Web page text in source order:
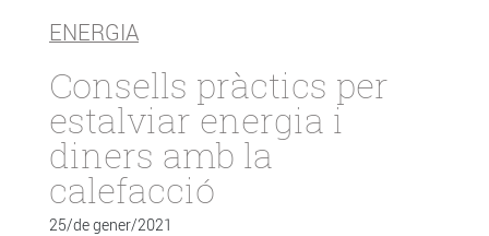
ENERGIA
Consells pràctics per
estalviar energia i
diners amb la
calefacció
25/de gener/2021